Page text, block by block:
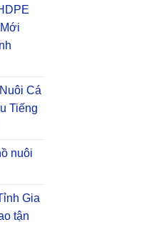
Cá
Tiếng
nuôi
Gia
tận